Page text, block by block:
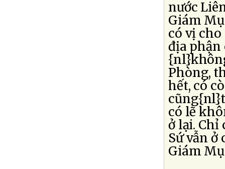
nước
Giám
có vị
địa phận
Phòng,
hết, có
có lẽ
ở lại.
Sứ vẫn
Giám